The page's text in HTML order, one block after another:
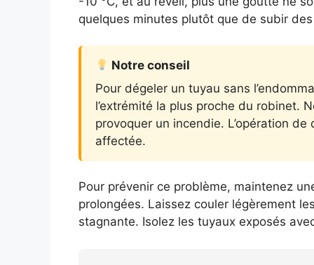
quelques minutes plutôt que de subir
Notre conseil
Pour dégeler un tuyau sans
l’extrémité la plus proche du robinet.
provoquer un incendie. L’opération
affectée.
Pour prévenir ce problème, maintenez
prolongées. Laissez couler légèrement
stagnante. Isolez les tuyaux exposés